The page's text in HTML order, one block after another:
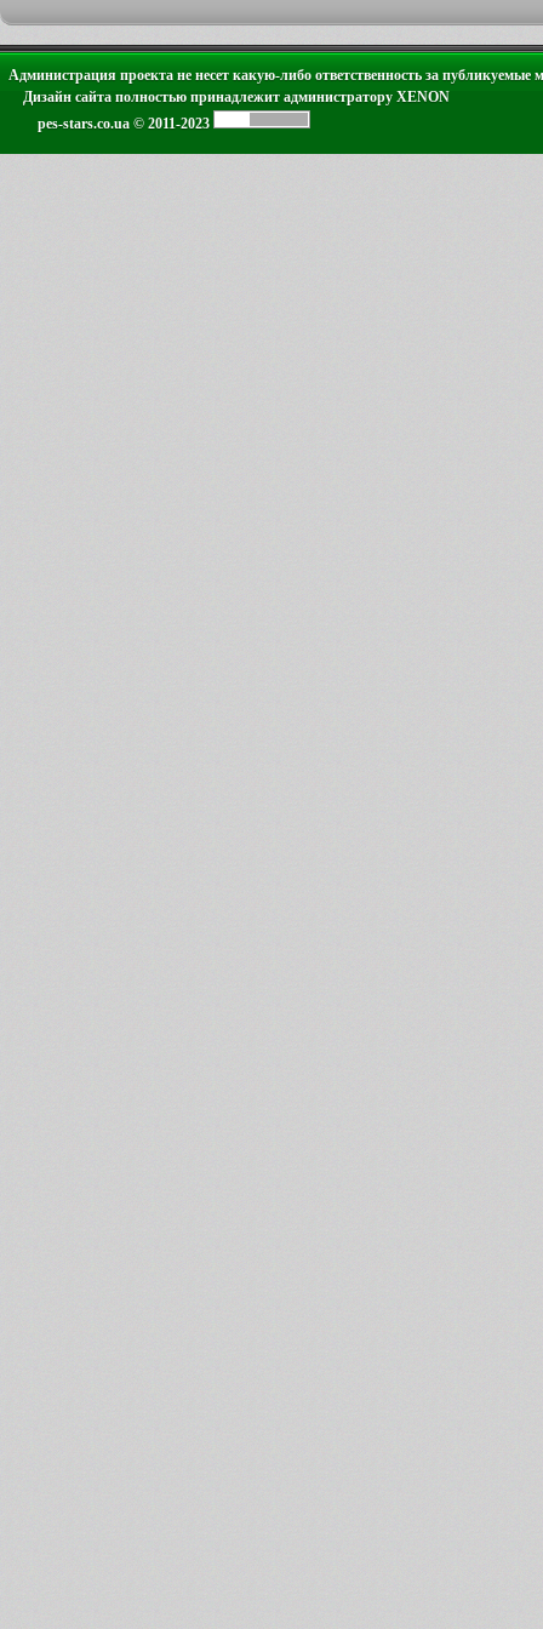
Администрация проекта не несет какую-либо ответственность за публикуемые
Дизайн сайта полностью принадлежит администратору XENON
pes-stars.co.ua © 2011-2023